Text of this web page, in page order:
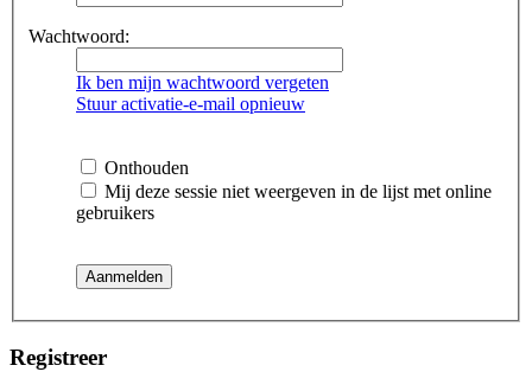
Wachtwoord:
Ik ben mijn wachtwoord vergeten
Stuur activatie-e-mail opnieuw
Onthouden
Mij deze sessie niet weergeven in de lijst met online
gebruikers
Registreer